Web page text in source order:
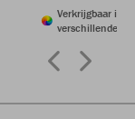
Verkrijgbaar in 6
verschillende